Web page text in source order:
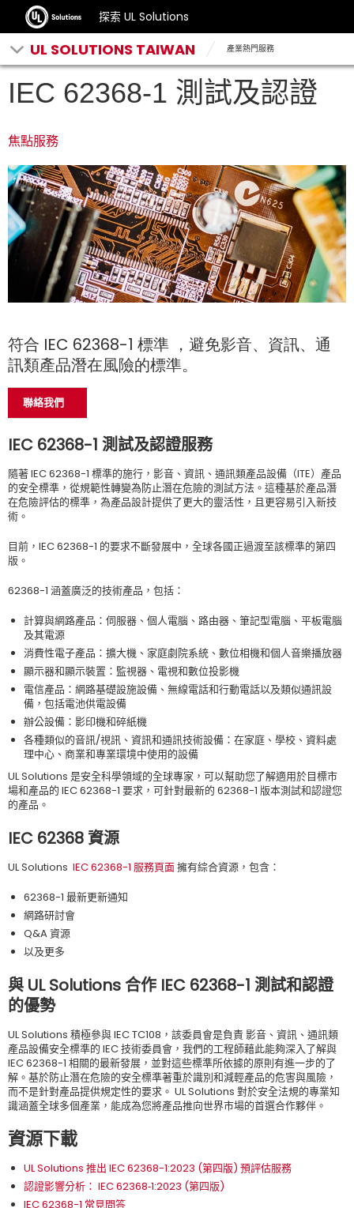
探索 UL Solutions
UL SOLUTIONS TAIWAN 產業熱門服務
IEC 62368-1 測試及認證
焦點服務
符合 IEC 62368-1 標準 ，避免影音、資訊、通
訊類產品潛在風險的標準。
聯絡我們
IEC 62368-1 測試及認證服務
隨著 IEC 62368-1 標準的施行，影音、資訊、通訊類產品設備（ITE）產品
的安全標準，從規範性轉變為防止潛在危險的測試方法。這種基於產品潛
在危險評估的標準，為產品設計提供了更大的靈活性，且更容易引入新技
術。
目前，IEC 62368-1 的要求不斷發展中，全球各國正過渡至該標準的第四
版。
62368-1 涵蓋廣泛的技術產品，包括：
計算與網路產品：伺服器、個人電腦、路由器、筆記型電腦、平板電腦
及其電源
消費性電子產品：擴大機、家庭劇院系統、數位相機和個人音樂播放器
顯示器和顯示裝置：監視器、電視和數位投影機
電信產品：網路基礎設施設備、無線電話和行動電話以及類似通訊設
備，包括電池供電設備
辦公設備：影印機和碎紙機
各種類似的音訊/視訊、資訊和通訊技術設備：在家庭、學校、資料處
理中心、商業和專業環境中使用的設備
UL Solutions 是安全科學領域的全球專家，可以幫助您了解適用於目標市
場和產品的 IEC 62368-1 要求，可針對最新的 62368-1 版本測試和認證您
的產品。
IEC 62368 資源
UL Solutions IEC 62368-1 服務頁面擁有綜合資源，包含：
62368-1 最新更新通知
網路研討會
Q&A 資源
以及更多
與 UL Solutions合作 IEC 62368-1 測試和認證
的優勢
UL Solutions 積極參與 IEC TC108，該委員會是負責 影音、資訊、通訊類
產品設備安全標準的 IEC 技術委員會，我們的工程師藉此能夠深入了解與
IEC 62368-1 相關的最新發展，並對這些標準所依據的原則有進一步的了
解。基於防止潛在危險的安全標準著重於識別和減輕產品的危害與風險，
而不是針對產品提供規定性的要求。 UL Solutions 對於安全法規的專業知
識涵蓋全球多個產業，能成為您將產品推向世界市場的首選合作夥伴。
資源下載
UL Solutions 推出 IEC 62368-1:2023 (第四版) 預評估服務
認證影響分析： IEC 62368‐1:2023 (第四版)
IEC 62368-1 常見問答